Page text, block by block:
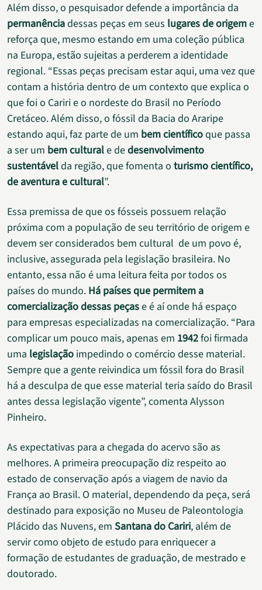
Além disso, o pesquisador defende a importância da
permanênciadessas peças em seus lugares de origeme
reforça que, mesmo estando em uma coleção pública
na Europa, estão sujeitas a perderem a identidade
regional. “Essas peças precisam estar aqui, uma vez que
contam a história dentro de um contexto que explica o
que foi o Cariri e o nordeste do Brasil no Período
Cretáceo. Além disso, o fóssil da Bacia do Araripe
estando aqui, faz parte de um bem científicoque passa
a ser um bem culturale dedesenvolvimento
sustentávelda região, que fomenta o turismo científico,
de aventura e cultural”.
Essa premissa de que os fósseis possuem relação
próxima com a população de seu território de origem e
devem ser considerados bem cultural de um povo é,
inclusive, assegurada pela legislação brasileira. No
entanto, essa não é uma leitura feita por todos os
países do mundo. Há países que permitem a
comercialização dessas peçase é aí onde há espaço
para empresas especializadas na comercialização. “Para
complicar um pouco mais, apenas em 1942foi firmada
uma legislação impedindo o comércio desse material.
Sempre que a gente reivindica um fóssil fora do Brasil
há a desculpa de que esse material teria saído do Brasil
antes dessa legislação vigente”, comenta Alysson
Pinheiro.
As expectativas para a chegada do acervo são as
melhores. A primeira preocupação diz respeito ao
estado de conservação após a viagem de navio da
França ao Brasil. O material, dependendo da peça, será
destinado para exposição no Museu de Paleontologia
Plácido das Nuvens, em Santana do Cariri, além de
servir como objeto de estudo para enriquecer a
formação de estudantes de graduação, de mestrado e
doutorado.